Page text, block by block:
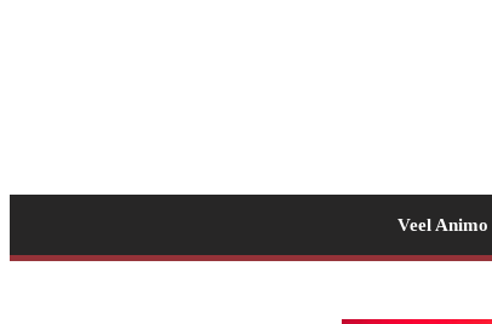
Veel Animo